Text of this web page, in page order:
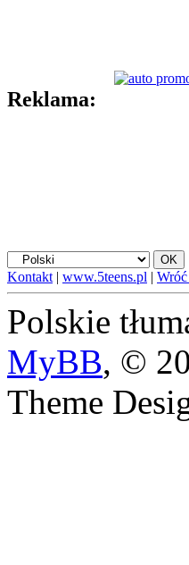
Reklama:
Kontakt | www.5teens.pl |
Polskie
MyBB, ©
Theme